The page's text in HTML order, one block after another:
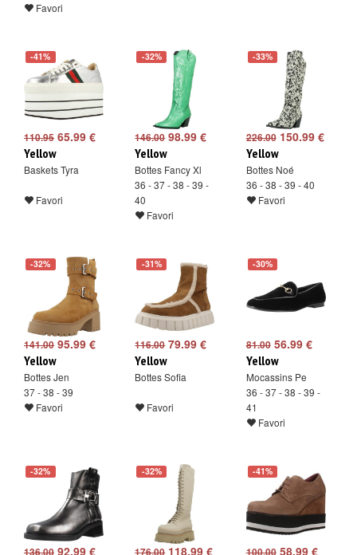
Favori
-41%
110.95 65.99 €
Yellow
Baskets Tyra
Favori
-32%
146.0098.99 €
Yellow
Bottes Fancy Xl
36 - 37 - 38 - 39 -
40
Favori
-33%
226.00150.99 €
Yellow
Bottes Noé
36 - 38 - 39 - 40
Favori
-32%
141.00 95.99 €
Yellow
Bottes Jen
37 - 38 - 39
Favori
-31%
116.0079.99 €
Yellow
Bottes Sofia
Favori
-30%
81.0056.99 €
Yellow
Mocassins Pe
36 - 37 - 38 - 39 -
41
Favori
-32%
136.00 92.99 €
-32%
176.00118.99 €
-41%
100.0058.99 €